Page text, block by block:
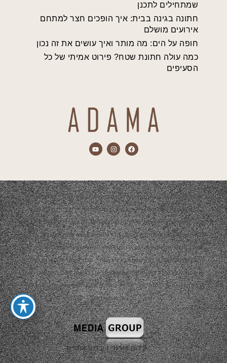
שמתחילים לתכנן
חתונה בגינה בבית: איך הופכים חצר למתחם
אירועים מושלם
חופה על הים: מה מותר ואיך עושים את זה נכון
כמה עולה חתונת שטח? פירוט אמיתי של כל
הסעיפים
התכנים המוצגים באתר הם אך ורק מתוך אירועים שהופקו ע"י חברת אדמה.
הפקת האירועים תמיד תהיה בשיתוף צדדים נוספים כגון: ריהוט, עיצוב,
קייטרינג, נכסי שטח, סידור פרחים, צלמים, להקות, די ג'יי ועוד…
התכנים המוצגים באתר יהיו באישור קבלני המשנה ובשיתוף פעולה של פרסום
ועבודה משותפת. אם והיה ומצאת תוכן שלא לרוחך ובבעלותך זכויות יוצרים או
קניין רוחני ו/או אין ברצונך שהתוכן יופיע באתר, וגם לא כפרסום חינמי מצידנו,
אנא פנה אלינו בכל דרך שמוצגת כאן באתר או ברשתות החברתיות ואנו נענה
בהקדם האפשרי בכדי לסדר את הבעיה ו/או את אי הנעימות, תודה וסליחה
מראש, צוות אדמה.
קידום אורגני|קידום אתרים